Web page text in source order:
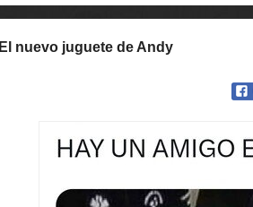
El nuevo juguete de Andy